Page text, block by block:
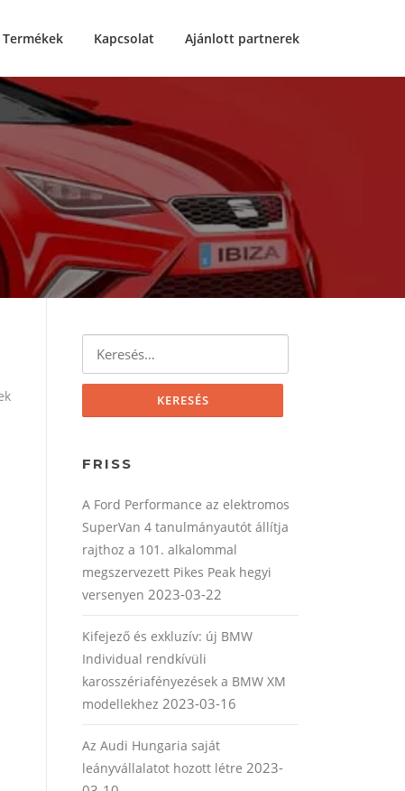
Termékek Kapcsolat Ajánlott partnerek
Keresés:
FRISS
A Ford Performance az elektromos
SuperVan 4 tanulmányautót állítja
rajthoz a 101. alkalommal
megszervezett Pikes Peak hegyi
versenyen 2023-03-22
Kifejező és exkluzív: új BMW
Individual rendkívüli
karosszériafényezések a BMW XM
modellekhez 2023-03-16
Az Audi Hungaria saját
leányvállalatot hozott létre 2023-